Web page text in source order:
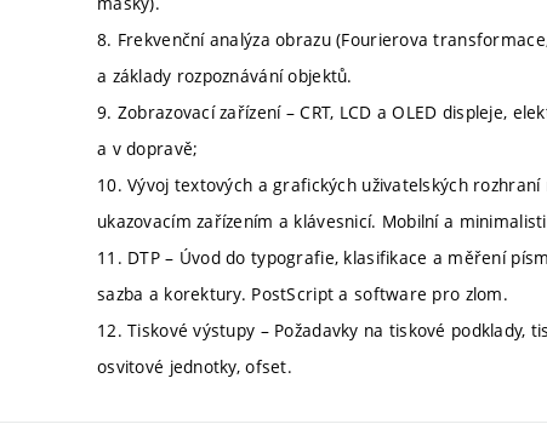
8. Frekvenční analýza obrazu (Fourierova
a základy rozpoznávání objektů.
9. Zobrazovací zařízení – CRT, LCD a OLED displeje,
a v dopravě;
10. Vývoj textových a grafických uživatelských
ukazovacím zařízením a klávesnicí. Mobilní a
11. DTP – Úvod do typografie, klasifikace a měření
sazba a korektury. PostScript a software pro zlom.
12. Tiskové výstupy – Požadavky na tiskové podklady,
osvitové jednotky, ofset.